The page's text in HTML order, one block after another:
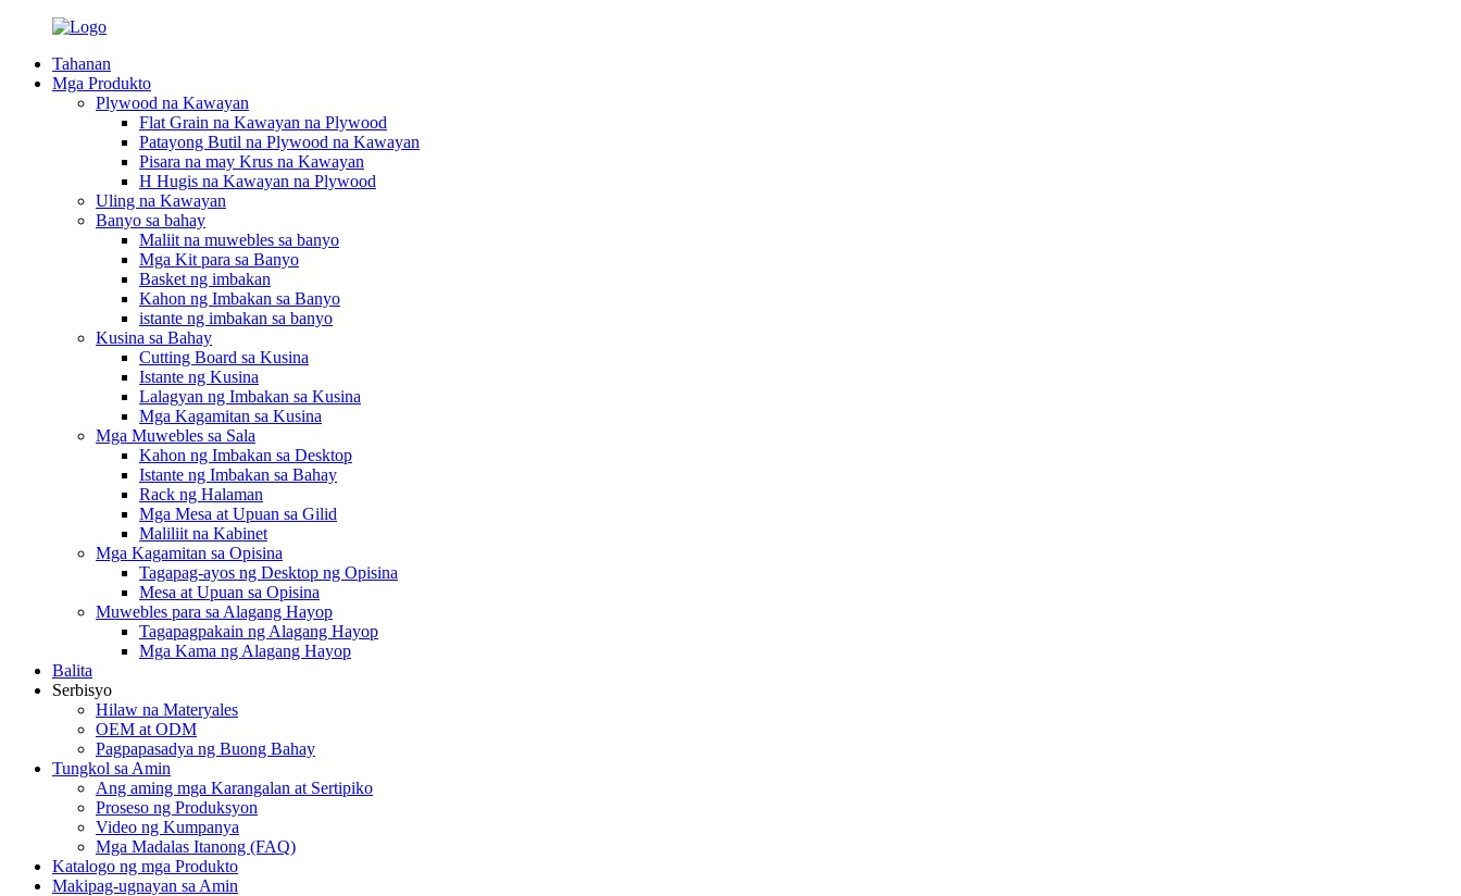
Tahanan
Mga Produkto
Plywood na Kawayan
Flat Grain na Kawayan na Plywood
Patayong Butil na Plywood na Kawayan
Pisara na may Krus na Kawayan
H Hugis na Kawayan na Plywood
Uling na Kawayan
Banyo sa bahay
Maliit na muwebles sa banyo
Mga Kit para sa Banyo
Basket ng imbakan
Kahon ng Imbakan sa Banyo
istante ng imbakan sa banyo
Kusina sa Bahay
Cutting Board sa Kusina
Istante ng Kusina
Lalagyan ng Imbakan sa Kusina
Mga Kagamitan sa Kusina
Mga Muwebles sa Sala
Kahon ng Imbakan sa Desktop
Istante ng Imbakan sa Bahay
Rack ng Halaman
Mga Mesa at Upuan sa Gilid
Maliliit na Kabinet
Mga Kagamitan sa Opisina
Tagapag-ayos ng Desktop ng Opisina
Mesa at Upuan sa Opisina
Muwebles para sa Alagang Hayop
Tagapagpakain ng Alagang Hayop
Mga Kama ng Alagang Hayop
Balita
Serbisyo
Hilaw na Materyales
OEM at ODM
Pagpapasadya ng Buong Bahay
Tungkol sa Amin
Ang aming mga Karangalan at Sertipiko
Proseso ng Produksyon
Video ng Kumpanya
Mga Madalas Itanong (FAQ)
Katalogo ng mga Produkto
Makipag-ugnayan sa Amin